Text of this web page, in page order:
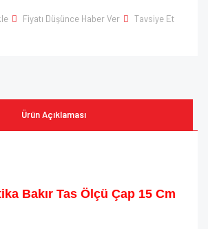
Fiyatı Düşünce Haber Ver Tavsiye Et
Ürün Açıklaması
Bakır Tas Ölçü Çap 15 Cm